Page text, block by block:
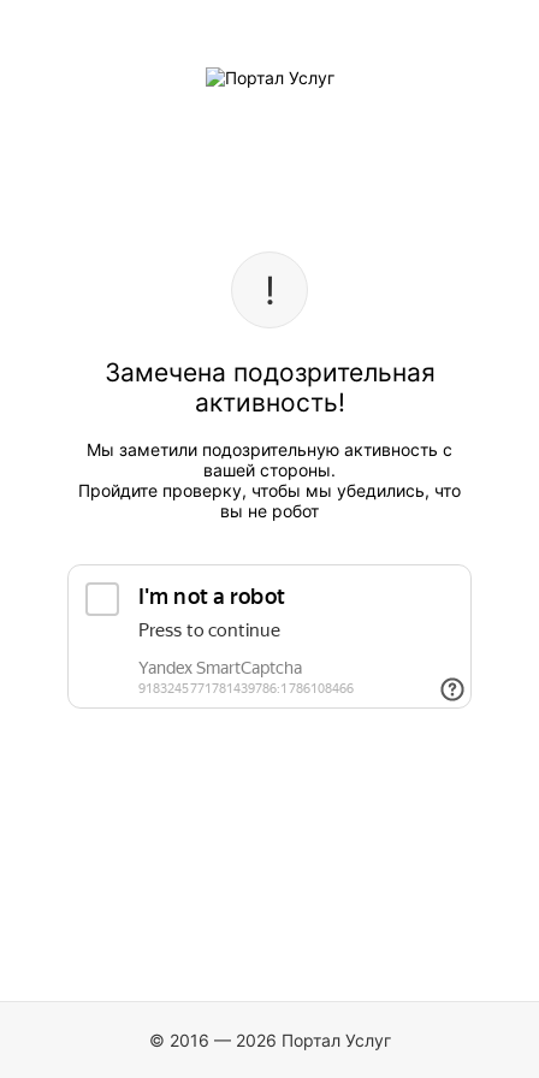
Замечена подозрительная
активность!
Мы заметили подозрительную активность с
вашей стороны.
Пройдите проверку, чтобы мы убедились, что
вы не робот
© 2016 — 2026 Портал Услуг